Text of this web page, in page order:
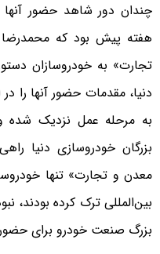
چندان دور شاهد حضور
هفته پیش بود که
تجارت» به خودروسازان
دنیا، مقدمات حضور آنها را
به مرحله عمل نزدیک شده
بزرگان خودروسازی دنیا
معدن و تجارت» تنها
بین‌المللی ترک کرده بودند،
بزرگ صنعت خودرو برای